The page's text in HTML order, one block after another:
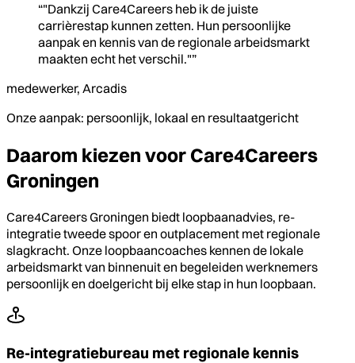
“"Dankzij Care4Careers heb ik de juiste
carrièrestap kunnen zetten. Hun persoonlijke
aanpak en kennis van de regionale arbeidsmarkt
maakten echt het verschil."”
medewerker, Arcadis
Onze aanpak: persoonlijk, lokaal en resultaatgericht
Daarom kiezen voor Care4Careers
Groningen
Care4Careers Groningen biedt loopbaanadvies, re-
integratie tweede spoor en outplacement met regionale
slagkracht. Onze loopbaancoaches kennen de lokale
arbeidsmarkt van binnenuit en begeleiden werknemers
persoonlijk en doelgericht bij elke stap in hun loopbaan.
Re-integratiebureau met regionale kennis